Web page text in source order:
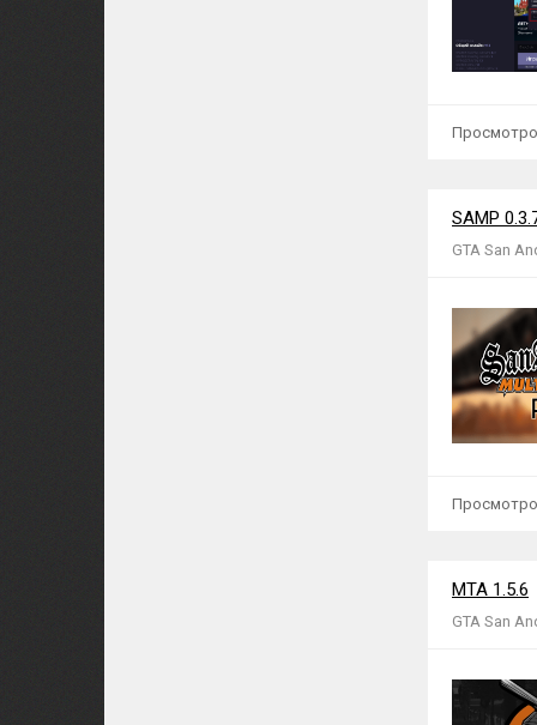
SAMP
GTA San
МТА 1.5.6
GTA San